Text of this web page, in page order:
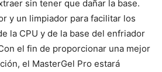
sin tener que dañar la base.
y un limpiador para facilitar los
la CPU y de la base del enfriador
el fin de proporcionar una mejor
el MasterGel Pro estará